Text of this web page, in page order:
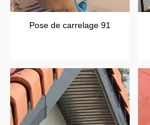
Pose de carrelage 91